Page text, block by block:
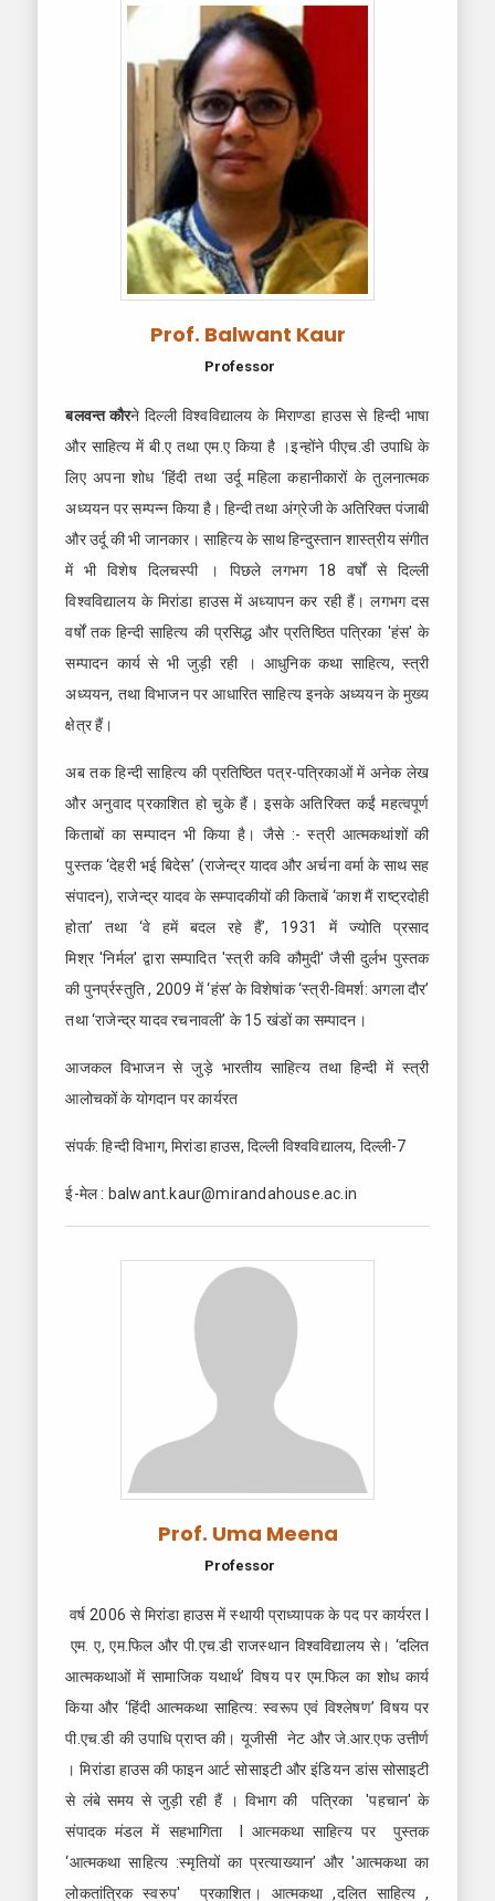
Prof. Balwant Kaur
Professor
बलवन्त कौरने दिल्ली विश्वविद्यालय के मिराण्डा हाउस से हिन्दी भाषा
और साहित्य में बी.ए तथा एम.ए किया है ।इन्होंने पीएच.डी उपाधि के
लिए अपना शोध ‘हिंदी तथा उर्दू महिला कहानीकारों के तुलनात्मक
अध्ययन पर सम्पन्न किया है। हिन्दी तथा अंग्रेजी के अतिरिक्त पंजाबी
और उर्दू की भी जानकार। साहित्य के साथ हिन्दुस्तान शास्त्रीय संगीत
में भी विशेष दिलचस्पी । पिछले लगभग 18 वर्षों से दिल्ली
विश्वविद्यालय के मिरांडा हाउस में अध्यापन कर रही हैं। लगभग दस
‌वर्षों तक हिन्दी साहित्य की प्रसिद्ध और प्रतिष्ठित पत्रिका 'हंस' के
सम्पादन कार्य से भी जुड़ी रही । आधुनिक कथा साहित्य, स्त्री
अध्ययन, तथा विभाजन पर आधारित साहित्य इनके अध्ययन के मुख्य
क्षेत्र हैं।
अब तक हिन्दी साहित्य की प्रतिष्ठित पत्र-पत्रिकाओं में अनेक लेख
और अनुवाद प्रकाशित हो चुके हैं। इसके अतिरिक्त कईं महत्वपूर्ण
किताबों का सम्पादन भी किया है। जैसे :- स्त्री आत्मकथांशों की
पुस्तक ‘देहरी भई बिदेस’ (राजेन्द्र यादव और अर्चना वर्मा के साथ सह
संपादन), राजेन्द्र यादव के सम्पादकीयों की किताबें ‘काश मैं राष्ट्रदोही
होता’ तथा ‘वे हमें बदल रहे हैं’, 1931 में ज्योति प्रसाद
मिश्र 'निर्मल' द्वारा सम्पादित 'स्त्री कवि कौमुदी' जैसी दुर्लभ पुस्तक
की पुनर्प्रस्तुति , 2009 में ‘हंस’ के विशेषांक ‘स्त्री-विमर्श: अगला दौर’
तथा ‘राजेन्द्र यादव रचनावली’ के 15 खंडों का सम्पादन।
आजकल विभाजन से जुड़े भारतीय साहित्य तथा हिन्दी में स्त्री
आलोचकों के योगदान पर कार्यरत
संपर्क: हिन्दी विभाग, मिरांडा हाउस, दिल्ली विश्वविद्यालय, दिल्ली-7
ई-मेल : balwant.kaur@mirandahouse.ac.in
Prof. Uma Meena
Professor
वर्ष 2006 से मिरांडा हाउस में स्थायी प्राध्यापक के पद पर कार्यरत l
एम. ए, एम.फिल और पी.एच.डी राजस्थान विश्वविद्यालय से। ‘दलित
आत्मकथाओं में सामाजिक यथार्थ’ विषय पर एम.फिल का शोध कार्य
किया और ‘हिंदी आत्मकथा साहित्य: स्वरूप एवं विश्लेषण’ विषय पर
पी.एच.डी की उपाधि प्राप्त की। यूजीसी नेट और जे.आर.एफ उत्तीर्ण
। मिरांडा हाउस की फाइन आर्ट सोसाइटी और इंडियन डांस सोसाइटी
से लंबे समय से जुड़ी रही हैं । विभाग की पत्रिका 'पहचान' के
संपादक मंडल में सहभागिता l आत्मकथा साहित्य पर पुस्तक
‘आत्मकथा साहित्य :स्मृतियों का प्रत्याख्यान’ और 'आत्मकथा का
लोकतांत्रिक स्वरुप' प्रकाशित। आत्मकथा ,दलित साहित्य ,